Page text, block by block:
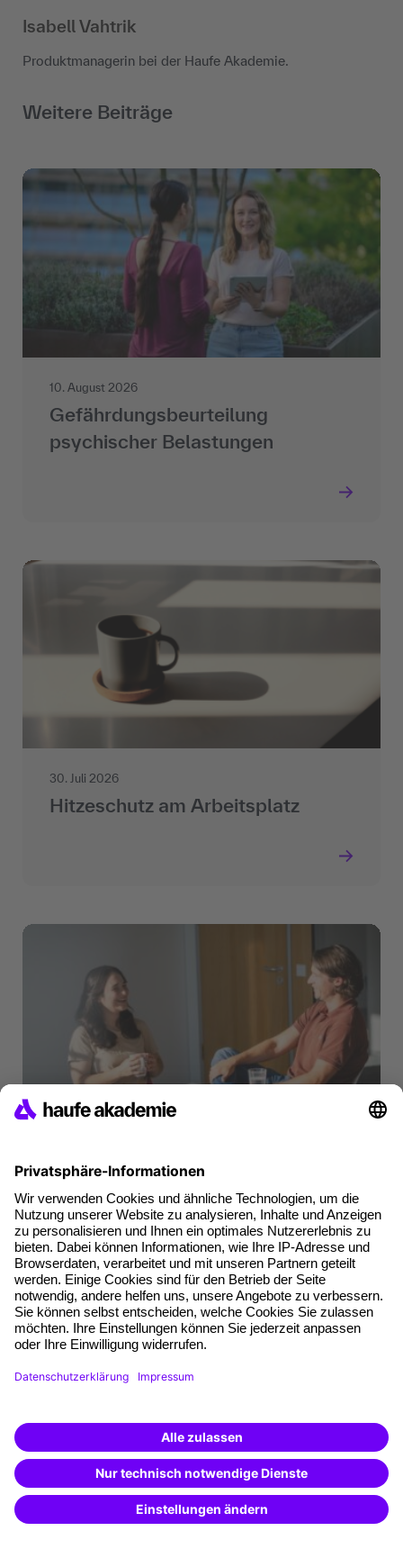
Isabell Vahtrik
Produktmanagerin bei der Haufe Akademie.
Weitere Beiträge
10. August 2026
Gefährdungsbeurteilung
psychischer Belastungen
30. Juli 2026
Hitzeschutz am Arbeitsplatz
Gesunde Führung: Warum
mentale Gesundheit Chefsache
ist
ZumSeminarangebotvon
Gesundheitsmanagement